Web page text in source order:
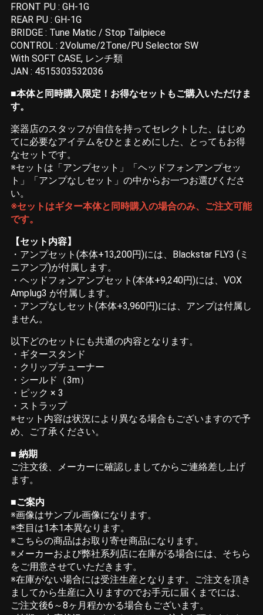
FRONT PU : GH-1G
REAR PU : GH-1G
BRIDGE : Tune Matic / Stop Tailpiece
CONTROL : 2Volume/2Tone/PU Selector SW
With SOFT CASE, レンチ類
JAN : 4515303532036
■本体と同時購入限定！お得なセットもご購入いただけま
す。
楽器店のスタッフが自信を持ってセレクトした、はじめ
てに必要なアイテムをひとまとめにした、とってもお得
なセットです。
※セットは「アンプセット」「ヘッドフォンアンプセッ
ト」「アンプなしセット」の中からお一つお選びくださ
い。
※セットはギター本体と同時購入の場合のみ、ご注文可能
です。
【セット内容】
・アンプセット(本体+13,200円)には、Blackstar FLY3 (ミ
ニアンプ)が付属します。
・ヘッドフォンアンプセット(本体+9,240円)には、VOX
Amplug3 が付属します。
・アンプなしセット(本体+3,960円)には、アンプは付属し
ません。
以下どのセットにも共通の内容となります。
・ギタースタンド
・クリップチューナー
・シールド（3m）
・ピック × 3
・ストラップ
※セット内容は状況により異なる場合もございますので予
め、ご了承ください。
■ 納期
ご注文後、メーカーに確認しましてからご連絡差し上げ
ます。
■ご案内
※画像はサンプル画像になります。
※杢目は1本1本異なります。
※こちらの商品はお取り寄せ商品になります。
※メーカーおよび弊社系列店に在庫がる場合には、そちら
をご用意させていただきます。
※在庫がない場合には受注生産となります。ご注文を頂き
ましてから生産に入りますのでお手元に届くまでには、
ご注文後6～8ヶ月程かかる場合もございます。